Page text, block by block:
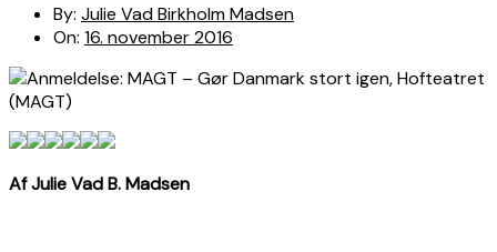
By: Julie Vad Birkholm Madsen
On: 16. november 2016
Af Julie Vad B. Madsen